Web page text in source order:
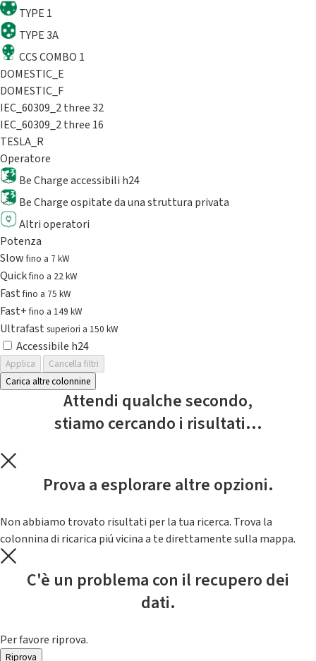
TYPE 1
TYPE 3A
CCS COMBO 1
DOMESTIC_E
DOMESTIC_F
IEC_60309_2 three 32
IEC_60309_2 three 16
TESLA_R
Operatore
Be Charge accessibili h24
Be Charge ospitate da una struttura privata
Altri operatori
Potenza
Slowfino a 7 kW
Quickfino a 22 kW
Fastfino a 75 kW
Fast+fino a 149 kW
Ultrafast superiori a 150 kW
Accessibile h24
Applica
Cancella filtri
Carica altre colonnine
Attendi qualche secondo,
stiamo cercando i risultati...
Prova a esplorare altre opzioni.
Non abbiamo trovato risultati per la tua ricerca. Trova la
colonnina di ricarica piú vicina a te direttamente sulla mappa.
C'è un problema con il recupero dei
dati.
Per favore riprova.
Riprova